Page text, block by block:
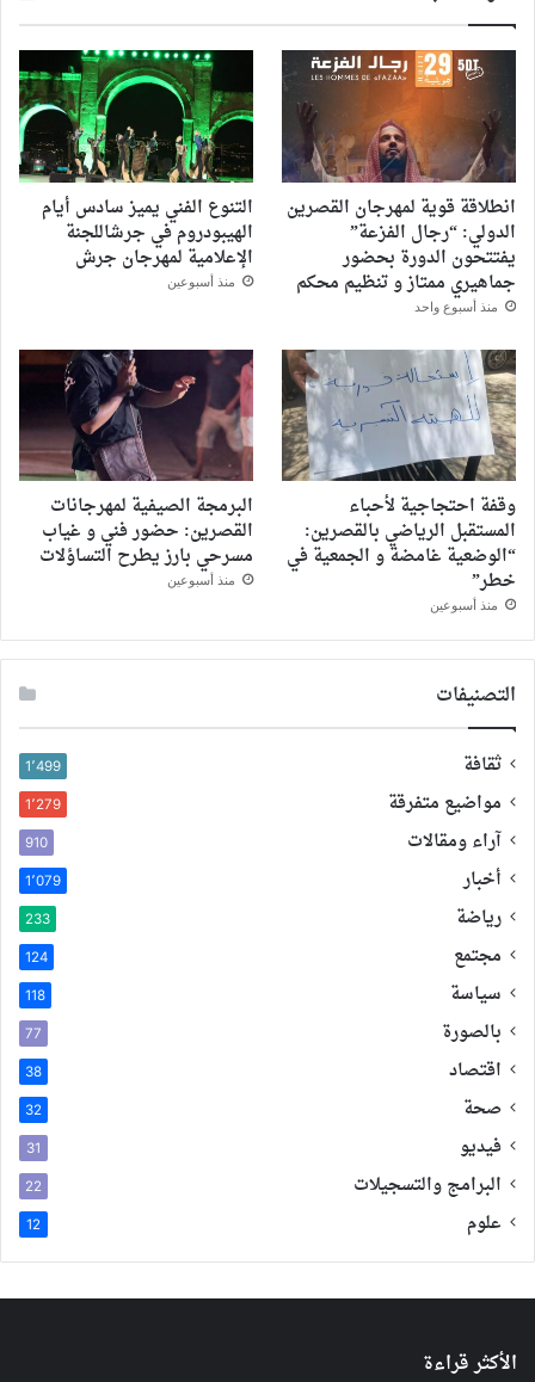
انطلاقة قوية لمهرجان القصرين
الدولي: “رجال الفزعة”
يفتتحون الدورة بحضور
جماهيري ممتاز و تنظيم محكم
منذ أسبوع واحد
التنوع الفني يميز سادس أيام
الهيبودروم في جرشاللجنة
الإعلامية لمهرجان جرش
منذ أسبوعين
وقفة احتجاجية لأحباء
المستقبل الرياضي بالقصرين:
“الوضعية غامضة و الجمعية في
خطر”
منذ أسبوعين
البرمجة الصيفية لمهرجانات
القصرين: حضور فني و غياب
مسرحي بارز يطرح التساؤلات
منذ أسبوعين
التصنيفات
ثقافة 1٬499
مواضيع متفرقة 1٬279
آراء ومقالات 910
أخبار 1٬079
رياضة 233
مجتمع 124
سياسة 118
بالصورة 77
اقتصاد 38
صحة 32
فيديو 31
البرامج والتسجيلات 22
علوم 12
الأكثر قراءة